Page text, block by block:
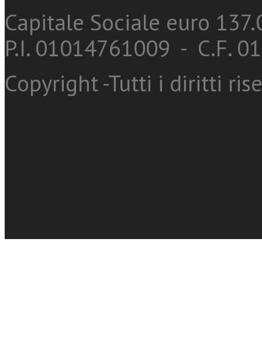
Capitale Sociale euro
P.I. 01014761009 - C.F.
Copyright -Tutti i diritti